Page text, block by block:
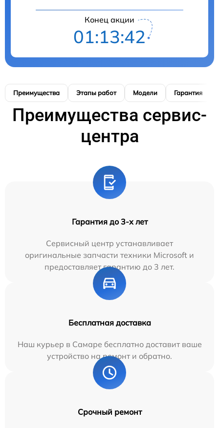
Конец акции
01:13:41
Преимущества Этапы работ Модели Гарантия
Преимущества сервис-
центра
Гарантия до 3-х лет
Сервисный центр устанавливает
оригинальные запчасти техники Microsoft и
предоставляет гарантию до 3 лет.
Бесплатная доставка
Наш курьер в Самаре бесплатно доставит ваше
устройство на ремонт и обратно.
Срочный ремонт